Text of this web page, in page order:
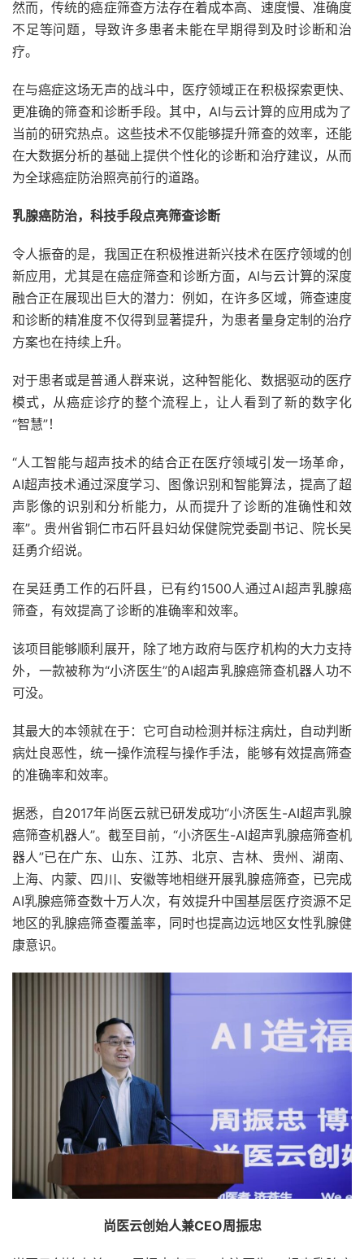
然而，传统的癌症筛查方法存在着成本高、速度慢、准确度
不足等问题，导致许多患者未能在早期得到及时诊断和治
疗。
在与癌症这场无声的战斗中，医疗领域正在积极探索更快、
更准确的筛查和诊断手段。其中，AI与云计算的应用成为了
当前的研究热点。这些技术不仅能够提升筛查的效率，还能
在大数据分析的基础上提供个性化的诊断和治疗建议，从而
为全球癌症防治照亮前行的道路。
乳腺癌防治，科技手段点亮筛查诊断
令人振奋的是，我国正在积极推进新兴技术在医疗领域的创
新应用，尤其是在癌症筛查和诊断方面，AI与云计算的深度
融合正在展现出巨大的潜力：例如，在许多区域，筛查速度
和诊断的精准度不仅得到显著提升，为患者量身定制的治疗
方案也在持续上升。
对于患者或是普通人群来说，这种智能化、数据驱动的医疗
模式，从癌症诊疗的整个流程上，让人看到了新的数字化
“智慧”！
“人工智能与超声技术的结合正在医疗领域引发一场革命，
AI超声技术通过深度学习、图像识别和智能算法，提高了超
声影像的识别和分析能力，从而提升了诊断的准确性和效
率”。贵州省铜仁市石阡县妇幼保健院党委副书记、院长吴
廷勇介绍说。
在吴廷勇工作的石阡县，已有约1500人通过AI超声乳腺癌
筛查，有效提高了诊断的准确率和效率。
该项目能够顺利展开，除了地方政府与医疗机构的大力支持
外，一款被称为“小济医生”的AI超声乳腺癌筛查机器人功不
可没。
其最大的本领就在于：它可自动检测并标注病灶，自动判断
病灶良恶性，统一操作流程与操作手法，能够有效提高筛查
的准确率和效率。
据悉，自2017年尚医云就已研发成功“小济医生-AI超声乳腺
癌筛查机器人”。截至目前，“小济医生-AI超声乳腺癌筛查机
器人”已在广东、山东、江苏、北京、吉林、贵州、湖南、
上海、内蒙、四川、安徽等地相继开展乳腺癌筛查，已完成
AI乳腺癌筛查数十万人次，有效提升中国基层医疗资源不足
地区的乳腺癌筛查覆盖率，同时也提高边远地区女性乳腺健
康意识。
尚医云创始人兼CEO周振忠